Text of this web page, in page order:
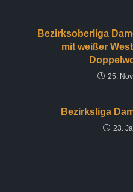
Bezirksoberliga
mit weißer
25.
Bezirksliga
23.